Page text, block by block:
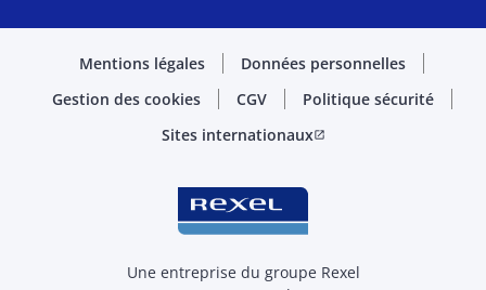
Mentions légales
Données personnelles
Gestion des cookies
CGV
Politique sécurité
Sites internationauxopen_in_new
Une entreprise du groupe Rexel